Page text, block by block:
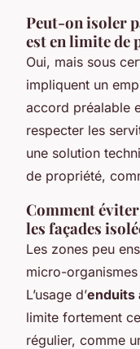
Peut-on isoler
est en limite de
Oui, mais sous
impliquent un
accord préalable
respecter les
une solution
de propriété,
Comment
les façades
Les zones peu
micro-
L’usage d’enduits
limite fortement
régulier, comme